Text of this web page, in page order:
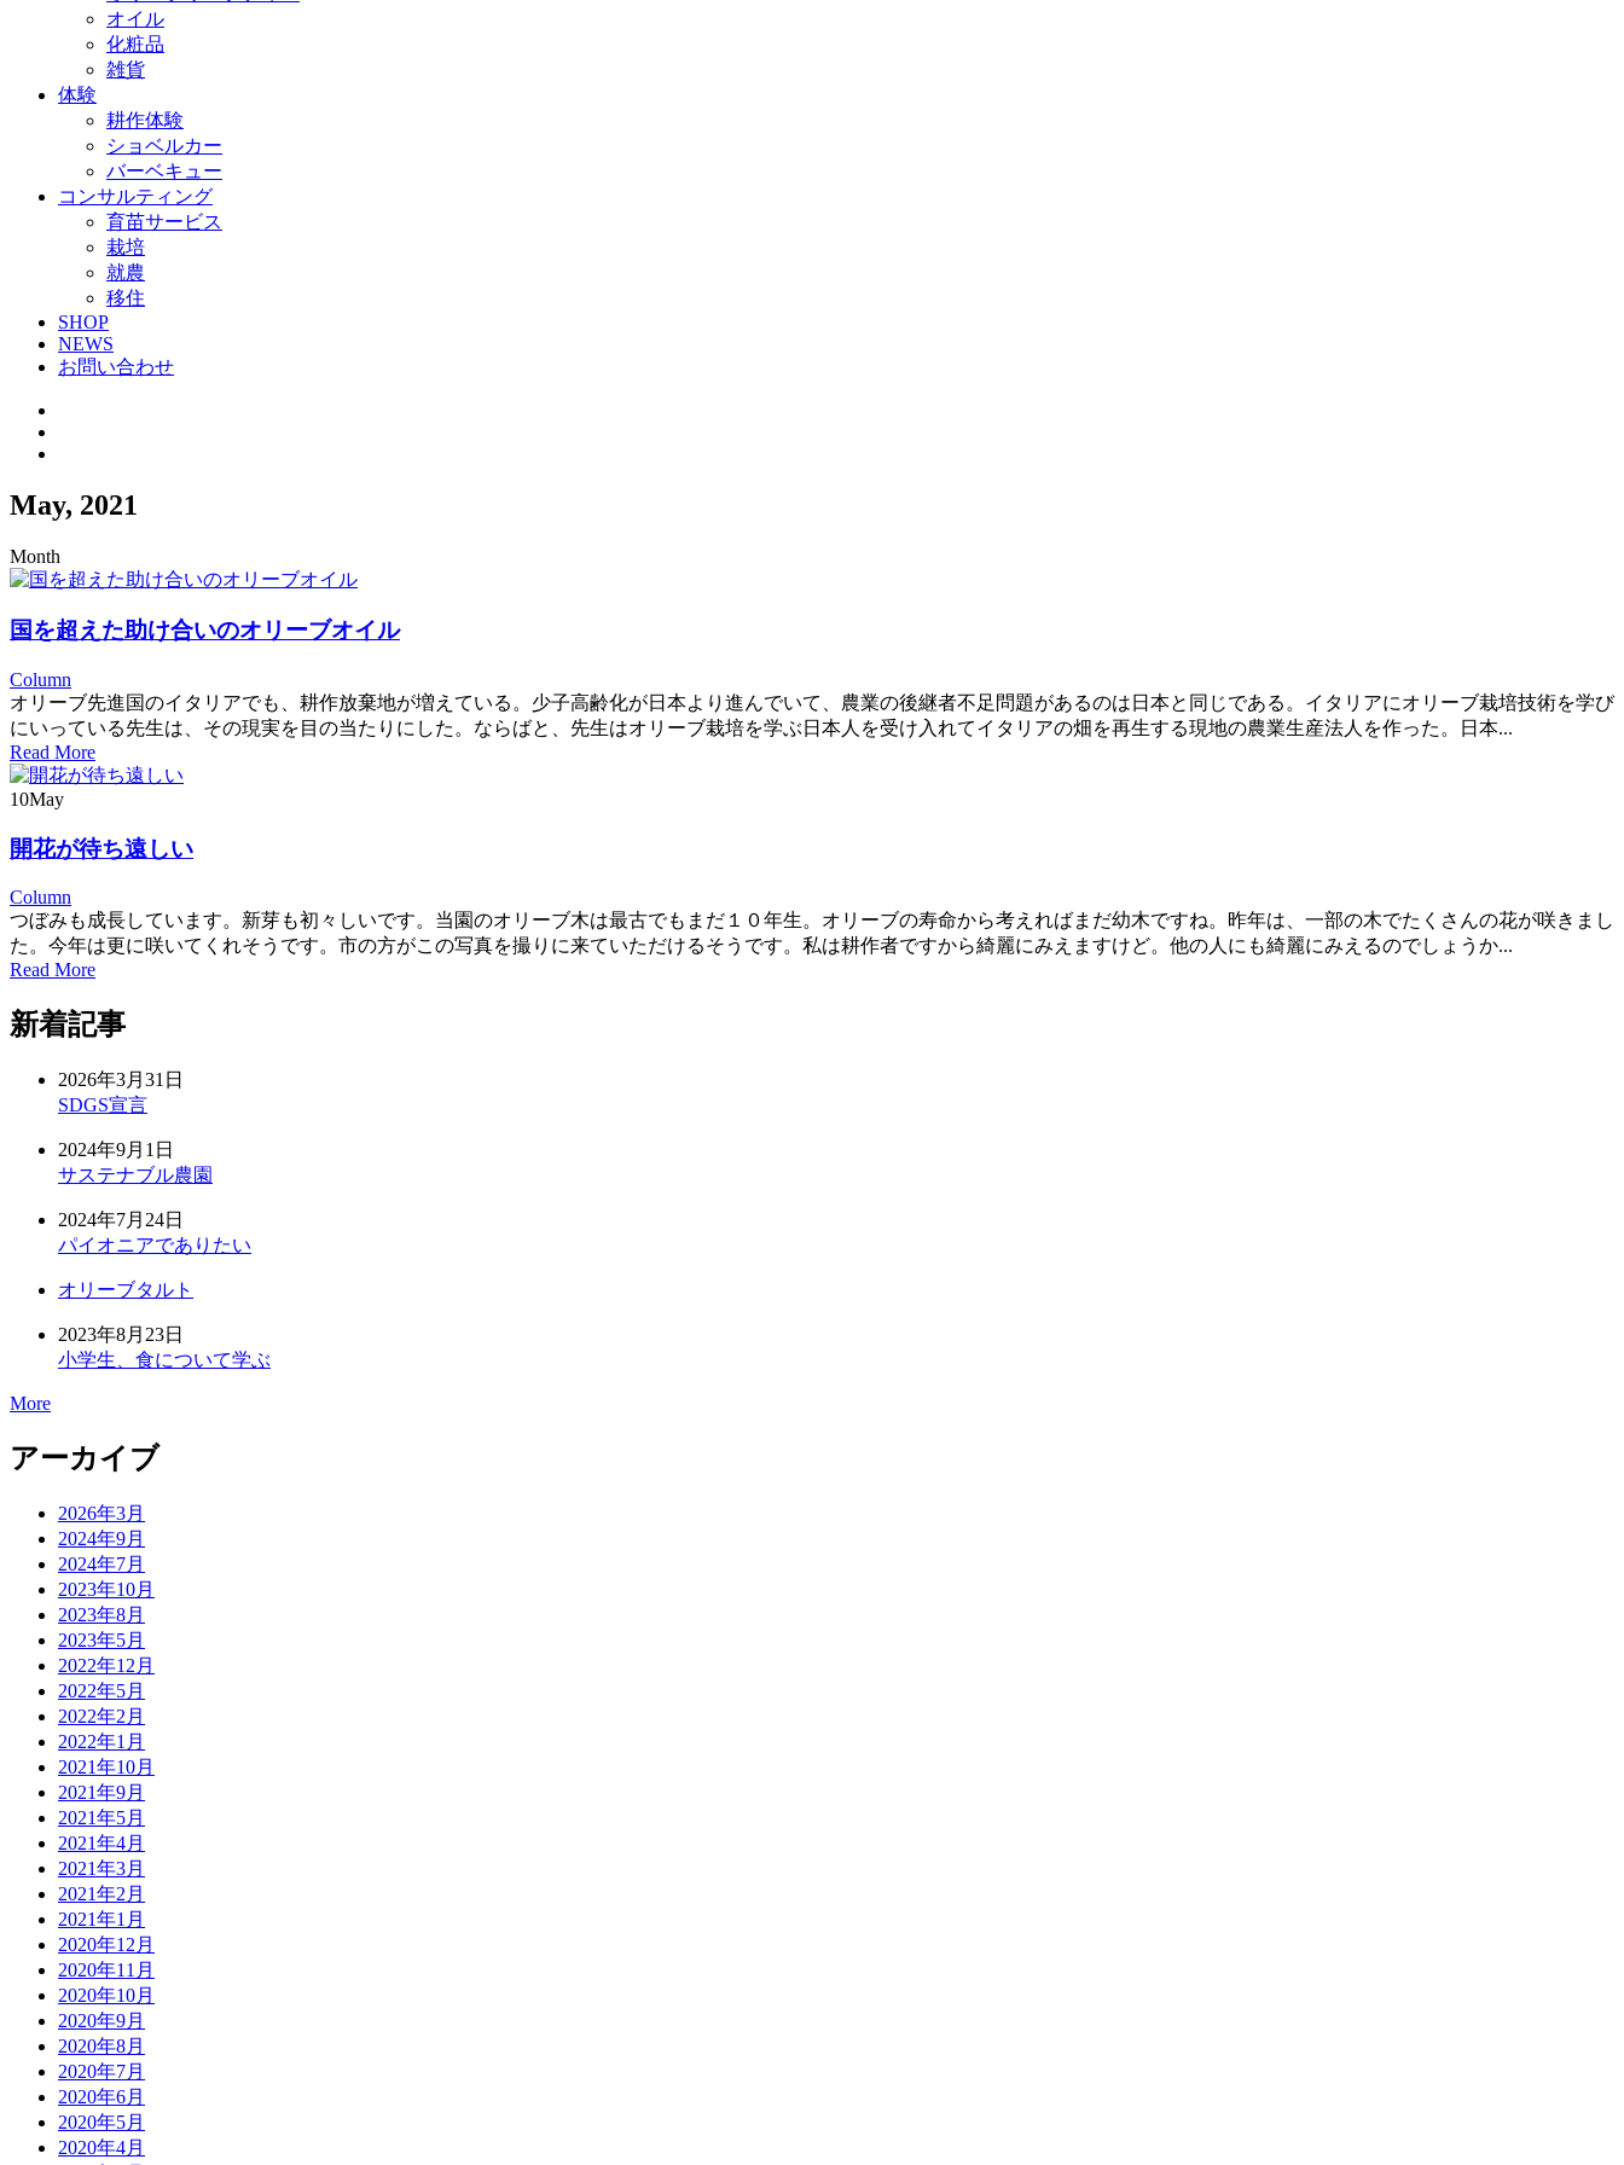
オイル
化粧品
雑貨
体験
耕作体験
ショベルカー
バーベキュー
コンサルティング
育苗サービス
栽培
就農
移住
SHOP
NEWS
お問い合わせ
May, 2021
Month
国を超えた助け合いのオリーブオイル
Column
オリーブ先進国のイタリアでも、耕作放棄地が増えている。少子高齢化が日本より進んでいて、農業の後継者不足問題があるのは日本と同じである。イタリアにオリーブ栽培技術を学び
にいっている先生は、その現実を目の当たりにした。ならばと、先生はオリーブ栽培を学ぶ日本人を受け入れてイタリアの畑を再生する現地の農業生産法人を作った。日本...
Read More
10May
開花が待ち遠しい
Column
つぼみも成長しています。新芽も初々しいです。当園のオリーブ木は最古でもまだ１０年生。オリーブの寿命から考えればまだ幼木ですね。昨年は、一部の木でたくさんの花が咲きまし
た。今年は更に咲いてくれそうです。市の方がこの写真を撮りに来ていただけるそうです。私は耕作者ですから綺麗にみえますけど。他の人にも綺麗にみえるのでしょうか...
Read More
新着記事
2026年3月31日
SDGS宣言
2024年9月1日
サステナブル農園
2024年7月24日
パイオニアでありたい
オリーブタルト
2023年8月23日
小学生、食について学ぶ
More
アーカイブ
2026年3月
2024年9月
2024年7月
2023年10月
2023年8月
2023年5月
2022年12月
2022年5月
2022年2月
2022年1月
2021年10月
2021年9月
2021年5月
2021年4月
2021年3月
2021年2月
2021年1月
2020年12月
2020年11月
2020年10月
2020年9月
2020年8月
2020年7月
2020年6月
2020年5月
2020年4月